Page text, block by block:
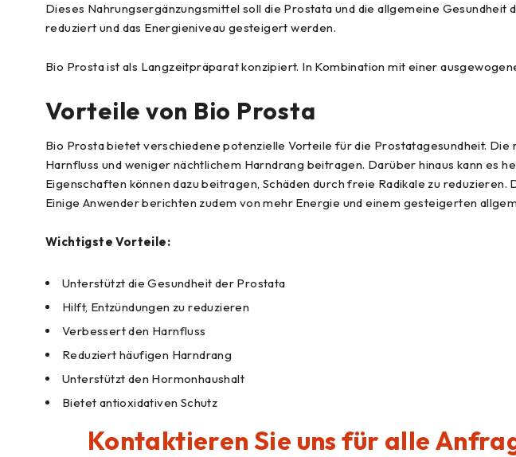
Dieses Nahrungsergänzungsmittel soll die Prostata und die allgemeine
reduziert und das Energieniveau gesteigert werden.
Bio Prosta ist als Langzeitpräparat konzipiert. In Kombination mit einer
Vorteile von Bio Prosta
Bio Prosta bietet verschiedene potenzielle Vorteile für die Prostatagesundheit.
Harnfluss und weniger nächtlichem Harndrang beitragen. Darüber hinaus kann es
Eigenschaften können dazu beitragen, Schäden durch freie Radikale zu
Einige Anwender berichten zudem von mehr Energie und einem gesteigerten
Wichtigste Vorteile:
Unterstützt die Gesundheit der Prostata
Hilft, Entzündungen zu reduzieren
Verbessert den Harnfluss
Reduziert häufigen Harndrang
Unterstützt den Hormonhaushalt
Bietet antioxidativen Schutz
Kontaktieren Sie uns für alle